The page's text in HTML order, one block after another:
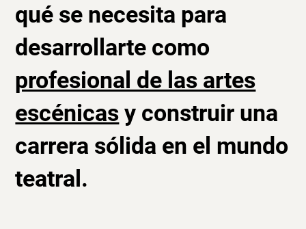
qué se necesita para
desarrollarte como
profesional de las artes
escénicas y construir una
carrera sólida en el mundo
teatral.